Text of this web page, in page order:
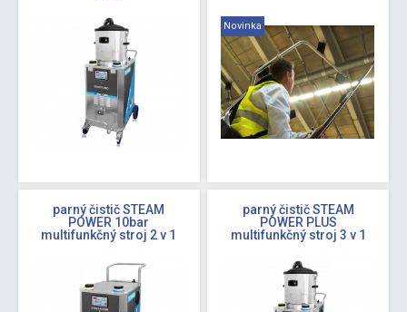
Novinka
parný čistič STEAM
POWER 10bar
multifunkčný stroj 2 v 1
parný čistič STEAM
POWER PLUS
multifunkčný stroj 3 v 1